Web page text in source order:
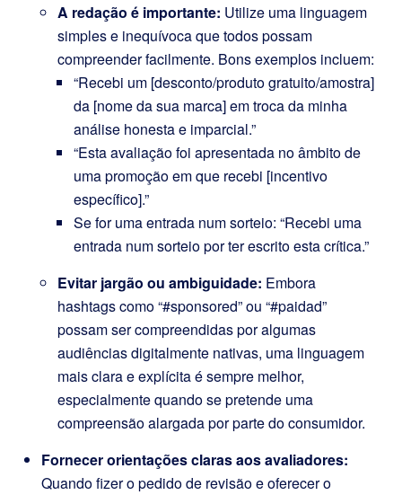
A redação é importante: Utilize uma linguagem
simples e inequívoca que todos possam
compreender facilmente. Bons exemplos incluem:
“Recebi um [desconto/produto gratuito/amostra]
da [nome da sua marca] em troca da minha
análise honesta e imparcial.”
“Esta avaliação foi apresentada no âmbito de
uma promoção em que recebi [incentivo
específico].”
Se for uma entrada num sorteio: “Recebi uma
entrada num sorteio por ter escrito esta crítica.”
Evitar jargão ou ambiguidade: Embora
hashtags como “#sponsored” ou “#paidad”
possam ser compreendidas por algumas
audiências digitalmente nativas, uma linguagem
mais clara e explícita é sempre melhor,
especialmente quando se pretende uma
compreensão alargada por parte do consumidor.
Fornecer orientações claras aos avaliadores:
Quando fizer o pedido de revisão e oferecer o